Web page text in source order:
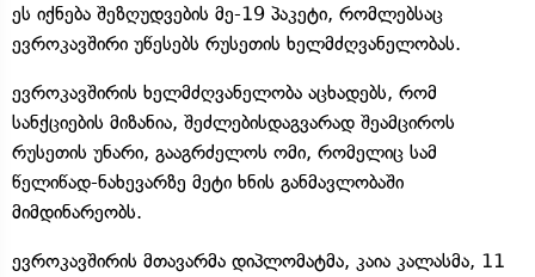
ეს იქნება შეზღუდვების მე-19 პაკეტი, რომლებსაც
ევროკავშირი უწესებს რუსეთის ხელმძღვანელობას.
ევროკავშირის ხელმძღვანელობა აცხადებს, რომ
სანქციების მიზანია, შეძლებისდაგვარად შეამციროს
რუსეთის უნარი, გააგრძელოს ომი, რომელიც სამ
წელიწად-ნახევარზე მეტი ხნის განმავლობაში
მიმდინარეობს.
ევროკავშირის მთავარმა დიპლომატმა, კაია კალასმა, 11